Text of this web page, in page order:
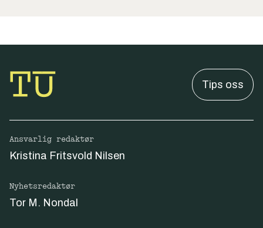
Tips oss
Ansvarlig redaktør
Kristina Fritsvold Nilsen
Nyhetsredaktør
Tor M. Nondal